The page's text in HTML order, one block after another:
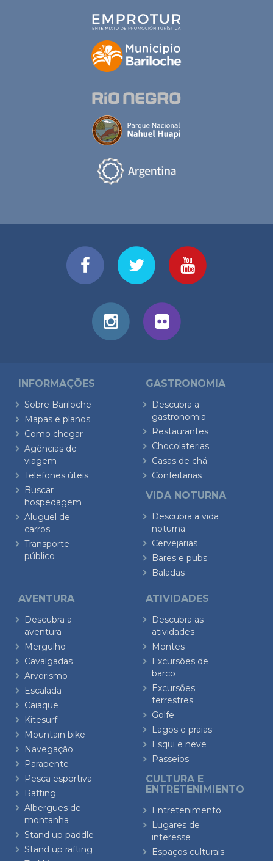
INFORMAÇÕES
Sobre Bariloche
Mapas e planos
Como chegar
Agências de
viagem
Telefones úteis
Buscar
hospedagem
Aluguel de
carros
Transporte
público
GASTRONOMIA
Descubra a
gastronomia
Restaurantes
Chocolaterias
Casas de chá
Confeitarias
VIDA NOTURNA
Descubra a vida
noturna
Cervejarias
Bares e pubs
Baladas
AVENTURA
Descubra a
aventura
Mergulho
Cavalgadas
Arvorismo
Escalada
Caiaque
Kitesurf
Mountain bike
Navegação
Parapente
Pesca esportiva
Rafting
Albergues de
montanha
Stand up paddle
Stand up rafting
ATIVIDADES
Descubra as
atividades
Montes
Excursões de
barco
Excursões
terrestres
Golfe
Lagos e praias
Esqui e neve
Passeios
CULTURA E
ENTRETENIMIENTO
Entretenimento
Lugares de
interesse
Espaços culturais